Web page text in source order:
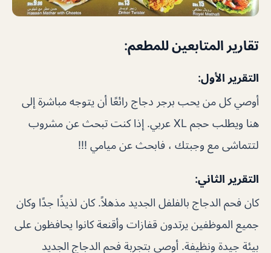
تقارير المتابعين للمطعم:
التقرير الأول:
أوصي كل من يحب برجر دجاج رائعًا أن يتوجه مباشرة إلى
هنا ويطلب حجم XL عربي. إذا كنت تبحث عن مشروب
لتتماشى مع وجبتك ، فابحث عن ميامي !!!
التقرير الثاني:
كان فحم الدجاج بالفلفل الجديد مذهلاً. كان لذيذًا جدًا وكان
جميع الموظفين يرتدون قفازات وأقنعة كانوا يحافظون على
بيئة جيدة ونظيفة. أوصي بتجربة فحم الدجاج الجديد